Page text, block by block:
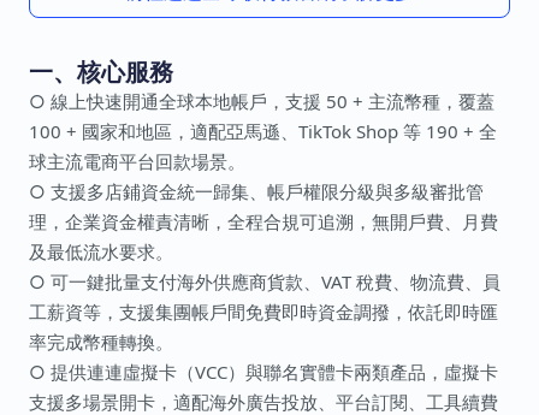
一、核心服務
○ 線上快速開通全球本地帳戶，支援 50 + 主流幣種，覆蓋
100 + 國家和地區，適配亞馬遜、TikTok Shop 等 190 + 全
球主流電商平台回款場景。
○ 支援多店鋪資金統一歸集、帳戶權限分級與多級審批管
理，企業資金權責清晰，全程合規可追溯，無開戶費、月費
及最低流水要求。
○ 可一鍵批量支付海外供應商貨款、VAT 稅費、物流費、員
工薪資等，支援集團帳戶間免費即時資金調撥，依託即時匯
率完成幣種轉換。
○ 提供連連虛擬卡（VCC）與聯名實體卡兩類產品，虛擬卡
支援多場景開卡，適配海外廣告投放、平台訂閱、工具續費